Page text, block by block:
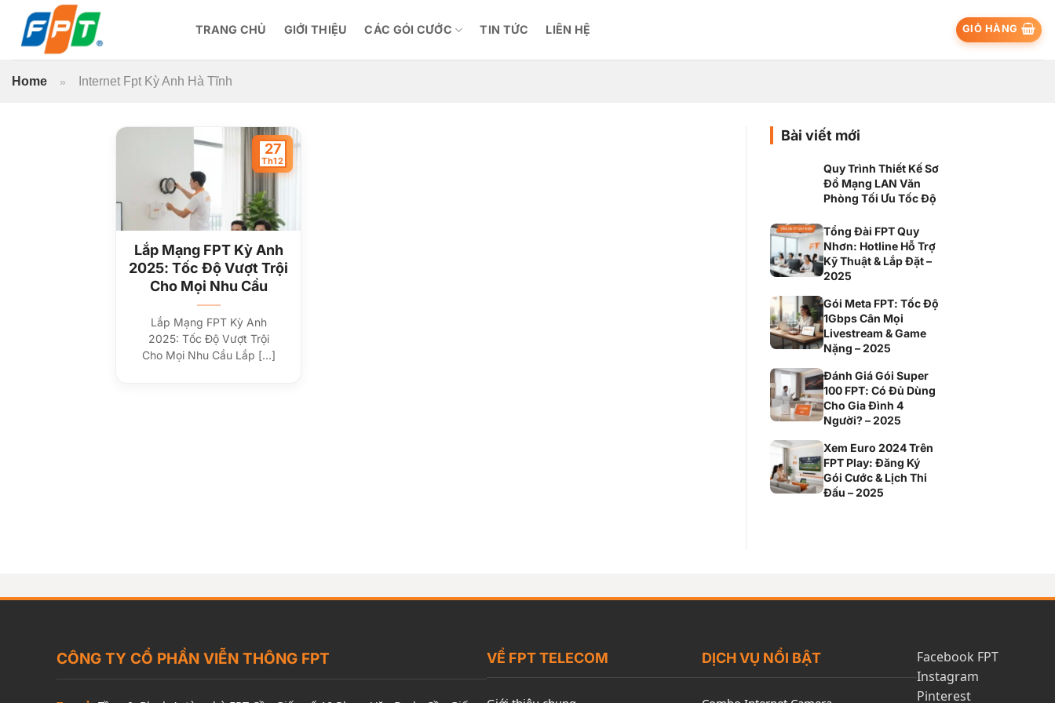
TRANG CHỦ GIỚI THIỆU CÁC GÓI CƯỚC TIN TỨC LIÊN HỆ GIỎ HÀNG
Home » Internet Fpt Kỳ Anh Hà Tĩnh
Lắp Mạng FPT Kỳ Anh
2025: Tốc Độ Vượt Trội
Cho Mọi Nhu Cầu
Lắp Mạng FPT Kỳ Anh
2025: Tốc Độ Vượt Trội
Cho Mọi Nhu Cầu Lắp [...]
27
Th12
Bài viết mới
Quy Trình Thiết Kế Sơ
Đồ Mạng LAN Văn
Phòng Tối Ưu Tốc Độ
Tổng Đài FPT Quy
Nhơn: Hotline Hỗ Trợ
Kỹ Thuật & Lắp Đặt –
2025
Gói Meta FPT: Tốc Độ
1Gbps Cân Mọi
Livestream & Game
Nặng – 2025
Đánh Giá Gói Super
100 FPT: Có Đủ Dùng
Cho Gia Đình 4
Người? – 2025
Xem Euro 2024 Trên
FPT Play: Đăng Ký
Gói Cước & Lịch Thi
Đấu – 2025
CÔNG TY CỔ PHẦN VIỄN THÔNG FPT VỀ FPT TELECOM DỊCH VỤ NỔI BẬT
Facebook FPT
Instagram
Pinterest